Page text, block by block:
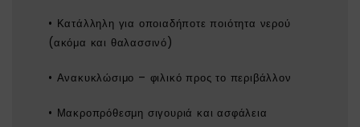
• Κατάλληλη για οποιαδήποτε ποιότητα νερού
(ακόμα και θαλασσινό)
• Ανακυκλώσιμο – φιλικό προς το περιβάλλον
• Μακροπρόθεσμη σιγουριά και ασφάλεια